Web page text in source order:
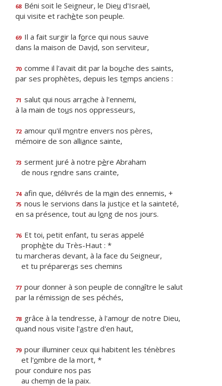
68 Béni soit le Seigneur, le Dieu d'Israël,
qui visite et rachète son peuple.
69 Il a fait surgir la force qui nous sauve
dans la maison de David, son serviteur,
70 comme il l'avait dit par la bouche des saints,
par ses prophètes, depuis les temps anciens :
71 salut qui nous arrache à l'ennemi,
à la main de tous nos oppresseurs,
72 amour qu'il montre envers nos pères,
mémoire de son alliance sainte,
73 serment juré à notre père Abraham
de nous rendre sans crainte,
74 afin que, délivrés de la main des ennemis, +
75 nous le servions dans la justice et la sainteté,
en sa présence, tout au long de nos jours.
76 Et toi, petit enfant, tu seras appelé
prophète du Très-Haut : *
tu marcheras devant, à la face du Seigneur,
et tu prépareras ses chemins
77 pour donner à son peuple de connaître le salut
par la rémission de ses péchés,
78 grâce à la tendresse, à l'amour de notre Dieu,
quand nous visite l'astre d'en haut,
79 pour illuminer ceux qui habitent les ténèbres
et l'ombre de la mort, *
pour conduire nos pas
au chemin de la paix.